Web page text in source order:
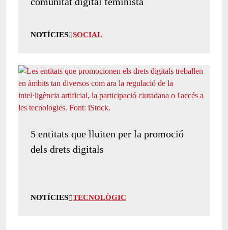
NOTÍCIES SOCIAL
5 entitats que lluiten per la promoció
dels drets digitals
NOTÍCIES TECNOLÒGIC